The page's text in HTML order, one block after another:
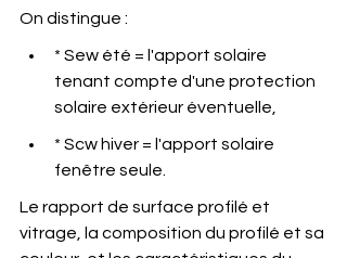
On distingue :
* Sew été = l'apport solaire
tenant compte d'une protection
solaire extérieur éventuelle,
* Scw hiver = l'apport solaire
fenêtre seule.
Le rapport de surface profilé et
vitrage, la composition du profilé et sa